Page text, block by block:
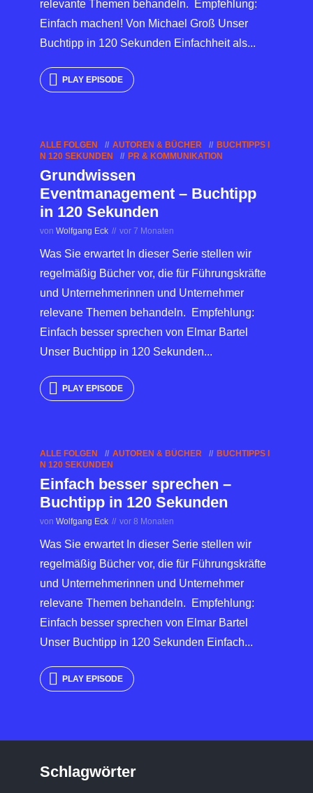
relevante Themen behandeln. Empfehlung:
Einfach machen! Von Michael Groß Unser
Buchtipp in 120 Sekunden Einfachheit als...
PLAY EPISODE
ALLE FOLGEN AUTOREN & BÜCHER
BUCHTIPPS I
N 120 SEKUNDEN
PR & KOMMUNIKATION
Grundwissen
Eventmanagement – Buchtipp
in 120 Sekunden
von Wolfgang Eck vor 7 Monaten
Was Sie erwartet In dieser Serie stellen wir
regelmäßig Bücher vor, die für Führungskräfte
und Unternehmerinnen und Unternehmer
relevane Themen behandeln. Empfehlung:
Einfach besser sprechen von Elmar Bartel
Unser Buchtipp in 120 Sekunden...
PLAY EPISODE
ALLE FOLGEN AUTOREN & BÜCHER
BUCHTIPPS I
N 120 SEKUNDEN
Einfach besser sprechen –
Buchtipp in 120 Sekunden
von Wolfgang Eck vor 8 Monaten
Was Sie erwartet In dieser Serie stellen wir
regelmäßig Bücher vor, die für Führungskräfte
und Unternehmerinnen und Unternehmer
relevane Themen behandeln. Empfehlung:
Einfach besser sprechen von Elmar Bartel
Unser Buchtipp in 120 Sekunden Einfach...
PLAY EPISODE
Schlagwörter